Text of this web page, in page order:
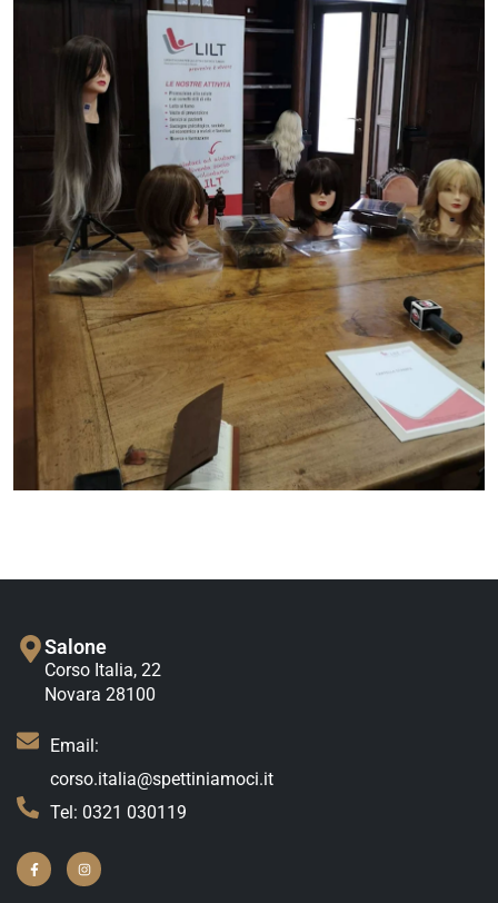
Salone
Corso Italia, 22
Novara 28100
Email:
corso.italia@spettiniamoci.it
Tel: 0321 030119